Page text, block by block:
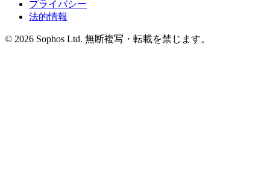
プライバシー
法的情報
© 2026 Sophos Ltd. 無断複写・転載を禁じます。